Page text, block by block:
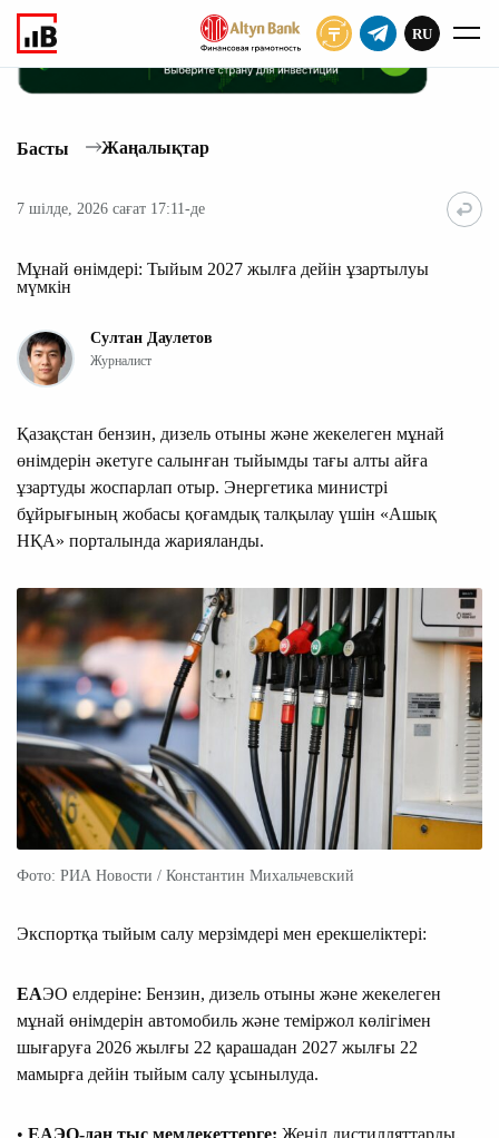
ЖАЗЫЛУ
RU
Басты Жаңалықтар
7 шілде, 2026 сағат 17:11-де
Мұнай өнімдері: Тыйым 2027 жылға дейін ұзартылуы
мүмкін
Султан Даулетов
Журналист
Қазақстан бензин, дизель отыны және жекелеген мұнай
өнімдерін әкетуге салынған тыйымды тағы алты айға
ұзартуды жоспарлап отыр. Энергетика министрі
бұйрығының жобасы қоғамдық талқылау үшін «Ашық
НҚА» порталында жарияланды.
Фото: РИА Новости / Константин Михальчевский
Экспортқа тыйым салу мерзімдері мен ерекшеліктері:
ЕАЭО елдеріне: Бензин, дизель отыны және жекелеген
мұнай өнімдерін автомобиль және теміржол көлігімен
шығаруға 2026 жылғы 22 қарашадан 2027 жылғы 22
мамырға дейін тыйым салу ұсынылуда.
• ЕАЭО-дан тыс мемлекеттерге: Жеңіл дистилляттарды,